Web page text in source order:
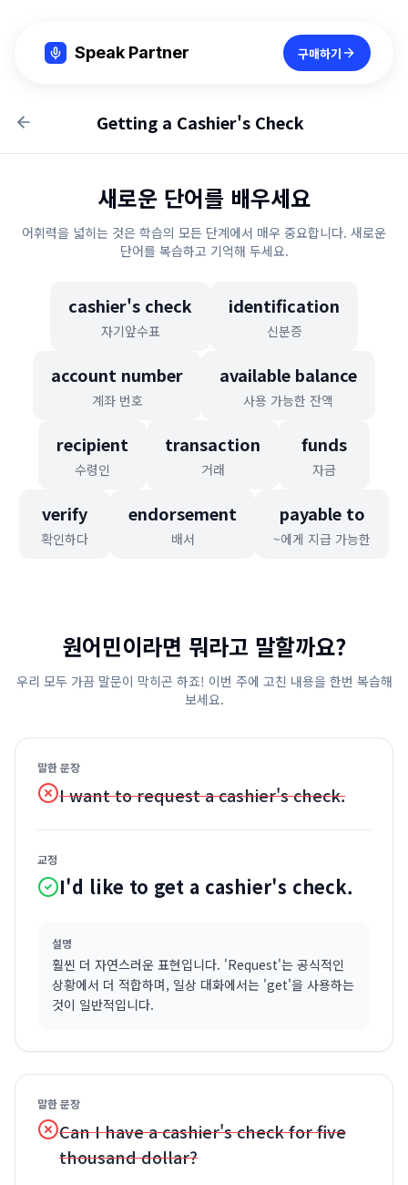
Speak Partner 구매하기
Getting a Cashier's Check
새로운 단어를 배우세요
어휘력을 넓히는 것은 학습의 모든 단계에서 매우 중요합니다. 새로운
단어를 복습하고 기억해 두세요.
cashier's check
자기앞수표
identification
신분증
account number
계좌 번호
available balance
사용 가능한 잔액
recipient
수령인
transaction
거래
funds
자금
verify
확인하다
endorsement
배서
payable to
~에게 지급 가능한
원어민이라면 뭐라고 말할까요?
우리 모두 가끔 말문이 막히곤 하죠! 이번 주에 고친 내용을 한번 복습해
보세요.
말한 문장
I want to request a cashier's check.
교정
I'd like to get a cashier's check.
설명
훨씬 더 자연스러운 표현입니다. 'Request'는 공식적인
상황에서 더 적합하며, 일상 대화에서는 'get'을 사용하는
것이 일반적입니다.
말한 문장
Can I have a cashier's check for five
thousand dollar?